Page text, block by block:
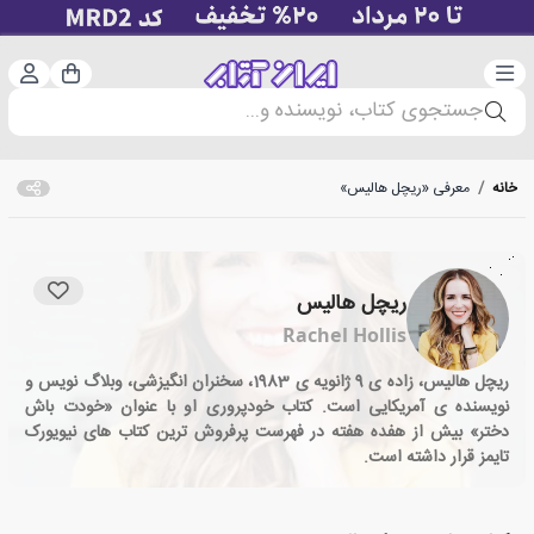
دسته‌بندی سبد
جستجوی کتاب، نویسنده و...
خانه / معرفی «ریچل هالیس»
ریچل هالیس
Rachel Hollis
ریچل هالیس، زاده ی 9 ژانویه ی 1983، سخنران انگیزشی، وبلاگ نویس و
نویسنده ی آمریکایی است. کتاب خودپروری او با عنوان «خودت باش
دختر» بیش از هفده هفته در فهرست پرفروش ترین کتاب های نیویورک
تایمز قرار داشته است.